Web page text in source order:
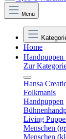
Menü
Home
Handpuppen
Zur
Hansa
Folkmanis
Handpuppen
Living
Menschen
Menschen